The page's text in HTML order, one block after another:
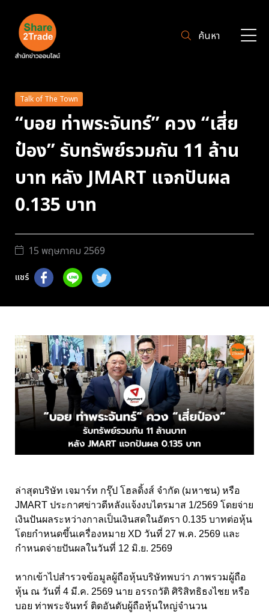
ค้นหา
Talk of The Town
“บอย ท่าพระจันทร์” ควง “เสี่ย
ป๋อง” รับทรัพย์รวมกัน 11 ล้าน
บาท หลัง JMART แจกปันผล
0.135 บาท
15 พฤษภาคม 2569
แชร์
ล่าสุดบริษัท เจมาร์ท กรุ๊ป โฮลดิ้งส์ จำกัด (มหาชน) หรือ
JMART ประกาศข่าวดีหลังแจ้งงบไตรมาส 1/2569 โดยจ่าย
เงินปันผลระหว่างกาลเป็นเงินสดในอัตรา 0.135 บาทต่อหุ้น
โดยกำหนดขึ้นเครื่องหมาย XD วันที่ 27 พ.ค. 2569 และ
กำหนดจ่ายปันผลในวันที่ 12 มิ.ย. 2569
หากเข้าไปสำรวจข้อมูลผู้ถือหุ้นบริษัทพบว่า ภาพรวมผู้ถือ
หุ้น ณ วันที่ 4 มี.ค. 2569 นาย อรรถวัติ ศิริสิทธิธงไชย หรือ
บอย ท่าพระจันทร์ ติดอันดับผู้ถือหุ้นใหญ่จำนวน